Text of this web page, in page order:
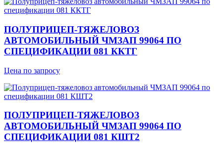
ПОЛУПРИЦЕП-ТЯЖЕЛОВОЗ
АВТОМОБИЛЬНЫЙ ЧМЗАП 99064 ПО
СПЕЦИФИКАЦИИ 081 ККТГ
Цена по запросу
ПОЛУПРИЦЕП-ТЯЖЕЛОВОЗ
АВТОМОБИЛЬНЫЙ ЧМЗАП 99064 ПО
СПЕЦИФИКАЦИИ 081 КШТ2